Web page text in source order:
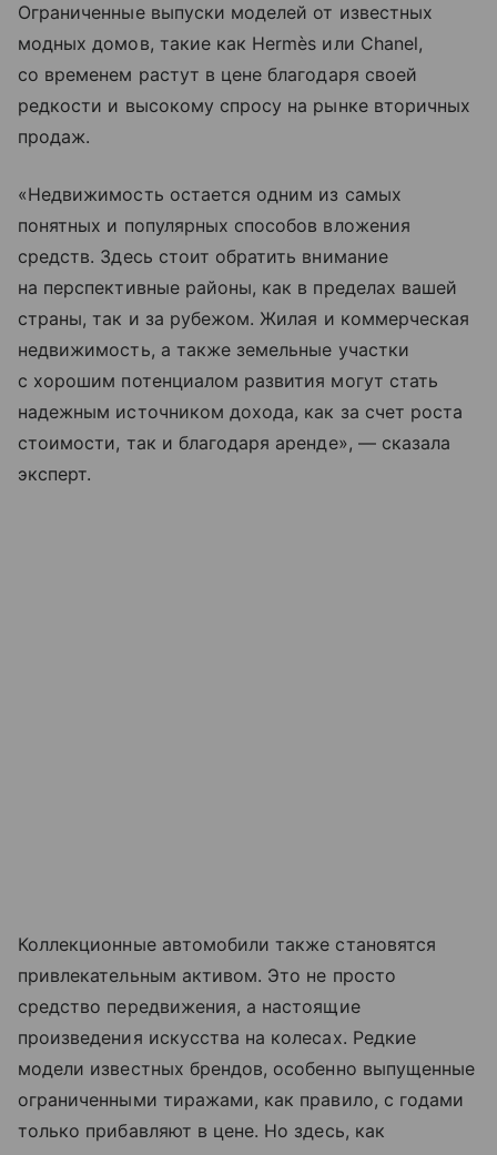
Ограниченные выпуски моделей от известных
модных домов, такие как Hermès или Chanel,
со временем растут в цене благодаря своей
редкости и высокому спросу на рынке вторичных
продаж.
«Недвижимость остается одним из самых
понятных и популярных способов вложения
средств. Здесь стоит обратить внимание
на перспективные районы, как в пределах вашей
страны, так и за рубежом. Жилая и коммерческая
недвижимость, а также земельные участки
с хорошим потенциалом развития могут стать
надежным источником дохода, как за счет роста
стоимости, так и благодаря аренде», — сказала
эксперт.
Коллекционные автомобили также становятся
привлекательным активом. Это не просто
средство передвижения, а настоящие
произведения искусства на колесах. Редкие
модели известных брендов, особенно выпущенные
ограниченными тиражами, как правило, с годами
только прибавляют в цене. Но здесь, как